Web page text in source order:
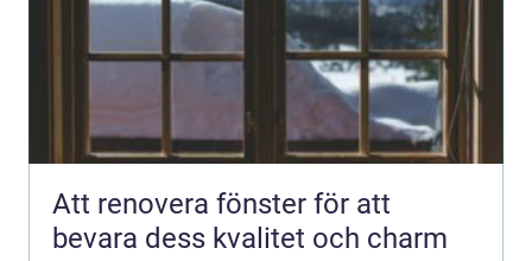
Att renovera fönster för att
bevara dess kvalitet och charm